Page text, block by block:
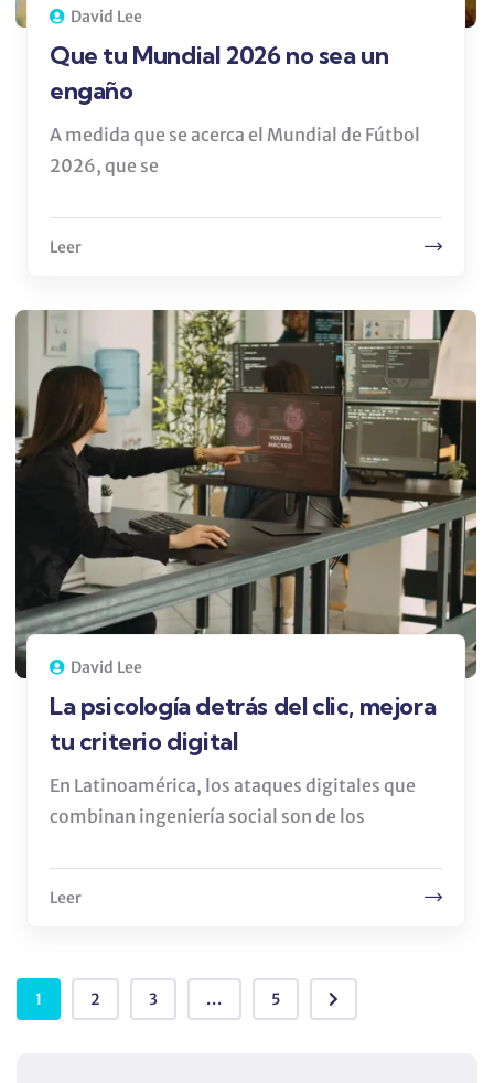
David Lee
Que tu Mundial 2026 no sea un
engaño
A medida que se acerca el Mundial de Fútbol
2026, que se
Leer
David Lee
La psicología detrás del clic, mejora
tu criterio digital
En Latinoamérica, los ataques digitales que
combinan ingeniería social son de los
Leer
1 2 3 ... 5